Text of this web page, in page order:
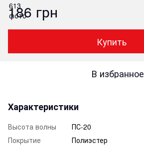
186 грн
Купить
В избранное
Характеристики
Высота волны
ПС-20
Покрытие
Полиэстер